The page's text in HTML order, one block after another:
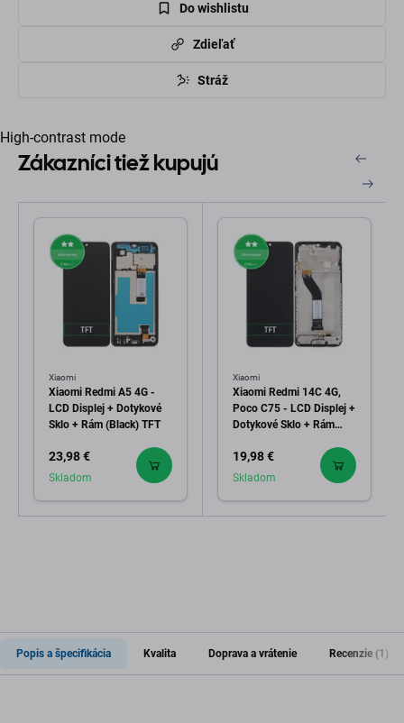
Do wishlistu
Zdieľať
Stráž
High-contrast mode
Zákazníci tiež kupujú
Xiaomi
Xiaomi Redmi A5 4G -
LCD Displej + Dotykové
Sklo + Rám (Black) TFT
23,98 €
Skladom
Xiaomi
Xiaomi Redmi 14C 4G,
Poco C75 - LCD Displej +
Dotykové Sklo + Rám
19,98 €
Skladom
Popis a špecifikácia Kvalita Doprava a vrátenie Recenzie (1)